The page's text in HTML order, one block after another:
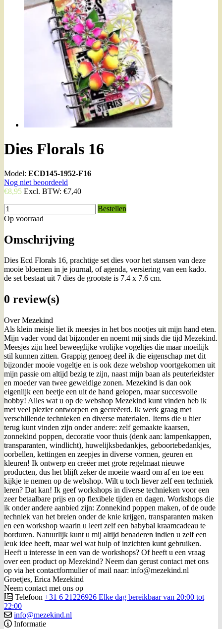
Dies Florals 16
Model: ECD145-1952-F16
Nog niet beoordeeld
€8,95 Excl. BTW: €7,40
Bestellen
Op voorraad
Omschrijving
Dies Ecd Florals 16, prachtige set dies voor het stansen van deze
mooie bloemen in je journal, of agenda, versiering van een kado.
de set bestaat uit 7 dies de grootste is 7.4 x 7.6 cm.
0 review(s)
Over Mezekind
Als klein meisje liet ik meesjes in het bos nootjes uit mijn hand eten.
Mijn vader vond dat bijzonder en noemt mij sinds die tijd Mezekind.
Meesjes zijn heel beweeglijke vrolijke vogeltjes die maar moeilijk
stil kunnen zitten. Grappig genoeg deel ik die eigenschap met dit
bijzonder mooie vogeltje en is ook deze webshop voortgekomen uit
mijn passie om altijd bezig te zijn, naast mijn baan als peuterleidster
en moeder van twee geweldige zonen. Mezekind is dan ook
eigenlijk een beetje een uit de hand gelopen, maar succesvolle
hobby! Alles wat u op de webshop Mezekind kunt vinden heb ik
met veel plezier ontworpen en gecreëerd. Ik werk graag met
verschillende technieken en diverse materialen. Items die u hier
terug kunt vinden zijn onder andere: zelf gemaakte kaarsen,
zonnekind poppen, decoratie voor thuis (denk aan: lampenkappen,
transparanten, windlicht), huwelijksbedankjes, geboortebedankjes,
oorbellen, kettingen en zeepjes in diverse vormen, geuren en
kleuren! Ik ontwerp en creëer met grote regelmaat nieuwe
producten, dus het blijft zeker de moeite waard om af en toe een
kijkje te nemen op de webshop. Wilt u toch liever zelf een techniek
leren? Dat kan! Ik geef workshops in diverse technieken voor een
zeer betaalbare prijs en op flexibele tijden en dagen. Workshops die
ik onder andere aanbied zijn: Zonnekind poppen maken, of de oude
techniek van het breien onder de knie krijgen, transparanten maken
en een workshop waarin u leert zelf een babybal kraamcadeau te
borduren. Natuurlijk kunt u mij altijd benaderen indien u zelf een
leuk idee heeft, maar wel wat hulp of inzichten kunt gebruiken.
Heeft u interesse in een van de workshops? Of heeft u een vraag
over een product op Mezekind? Neem dan gerust contact met ons
op via het contactformulier of mail naar: info@mezekind.nl
Groetjes, Erica Mezekind
Neem contact met ons op
Telefoon +31 6 21226926 Elke dag bereikbaar van 20:00 tot
22:00
info@mezekind.nl
Informatie